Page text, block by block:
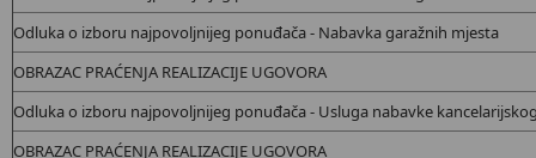
Odluka o izboru najpovoljnijeg ponuđača - Nabavka garažnih mjesta
OBRAZAC PRAĆENJA REALIZACIJE UGOVORA
Odluka o izboru najpovoljnijeg ponuđača - Usluga nabavke
OBRAZAC PRAĆENJA REALIZACIJE UGOVORA